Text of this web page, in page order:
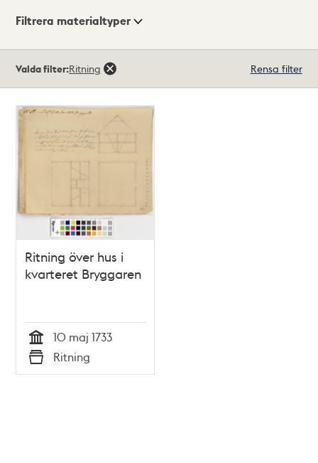
Visningsläge
Filtrera materialtyper
träffar
Valda filter:Ritning Rensa filter
Ritning över hus i
kvarteret Bryggaren
Tid
10 maj 1733
Typ
Ritning